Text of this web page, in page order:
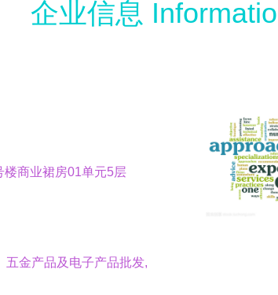
企业信息
商业裙房01单元5层
五金产品及电子产品批发,